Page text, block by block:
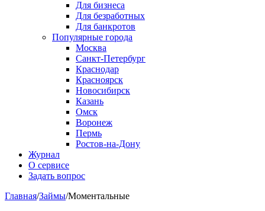
Для бизнеса
Для безработных
Для банкротов
Популярные города
Москва
Санкт-Петербург
Краснодар
Красноярск
Новосибирск
Казань
Омск
Воронеж
Пермь
Ростов-на-Дону
Журнал
О сервисе
Задать вопрос
Главная/Займы/Моментальные